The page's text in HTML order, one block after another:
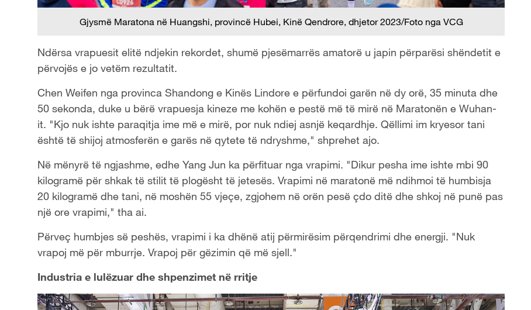
Gjysmë Maratona në Huangshi, provincë Hubei, Kinë Qendrore, dhjetor 2023/Foto nga VCG
Ndërsa vrapuesit elitë ndjekin rekordet, shumë pjesëmarrës amatorë u japin përparësi shëndetit e
përvojës e jo vetëm rezultatit.
Chen Weifen nga provinca Shandong e Kinës Lindore e përfundoi garën në dy orë, 35 minuta dhe
50 sekonda, duke u bërë vrapuesja kineze me kohën e pestë më të mirë në Maratonën e Wuhan-
it. "Kjo nuk ishte paraqitja ime më e mirë, por nuk ndiej asnjë keqardhje. Qëllimi im kryesor tani
është të shijoj atmosferën e garës në qytete të ndryshme," shprehet ajo.
Në mënyrë të ngjashme, edhe Yang Jun ka përfituar nga vrapimi. "Dikur pesha ime ishte mbi 90
kilogramë për shkak të stilit të plogësht të jetesës. Vrapimi në maratonë më ndihmoi të humbisja
20 kilogramë dhe tani, në moshën 55 vjeçe, zgjohem në orën pesë çdo ditë dhe shkoj në punë pas
një ore vrapimi," tha ai.
Përveç humbjes së peshës, vrapimi i ka dhënë atij përmirësim përqendrimi dhe energji. "Nuk
vrapoj më për mburrje. Vrapoj për gëzimin që më sjell."
Industria e lulëzuar dhe shpenzimet në rritje